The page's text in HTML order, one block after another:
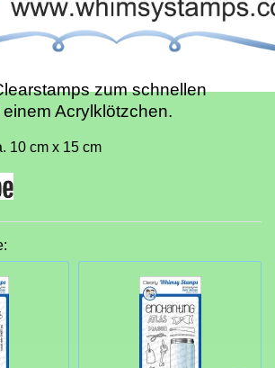
zum schnellen
Acrylklötzchen.
10 cm x 15 cm